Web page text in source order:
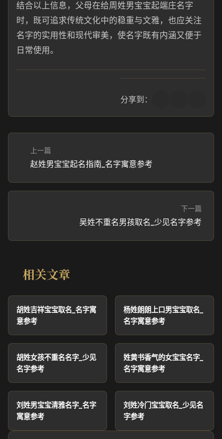
结合以上信息，父母在给周姓男宝宝起端庄名字
时，既可追求传统文化中的稳重与文雅，也应关注
名字的实用性和现代审美，使名字既有内涵又便于
日常使用。
分享到：
上一篇
赵姓男宝宝起名指南_名字寓意参考
下一篇
吴姓不重名男孩取名_少见名字参考
相关文章
胡姓吉祥宝宝取名_名字寓
意参考
杨姓朗朗上口男宝宝取名_
名字寓意参考
胡姓女孩不重名名字_少见
名字参考
姓黄书香气的女宝宝名字_
名字寓意参考
刘姓男宝宝清雅名字_名字
寓意参考
刘姓冷门宝宝取名_少见名
字参考